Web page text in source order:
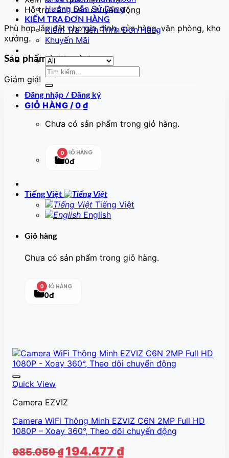
Hướng Dẫn Sử Dụng
KIỂM TRA ĐƠN HÀNG
Kiểm Tra Tiến Trình Đơn Hàng
Khuyến Mãi
Tìm
Đăng nhập / Đăng ký
GIỎ HÀNG / 0 ₫
Chưa có sản phẩm trong giỏ hàng.
0 GIỎ HÀNG
0đ
Tiếng Việt
Tiếng Việt
English
Giỏ hàng
Chưa có sản phẩm trong giỏ hàng.
0 GIỎ HÀNG
0đ
Hỗ trợ cảnh báo chuyển động
Phù hợp lắp đặt cho gia đình, cửa hàng, văn phòng, kho
xưởng.
Sản phẩm tương tự
Giảm giá!
Quick View
Camera EZVIZ
Camera WiFi Thông Minh EZVIZ C6N 2MP Full HD
1080P – Xoay 360°, Theo dõi chuyển động
985.059₫ Giá
194.477₫Giá